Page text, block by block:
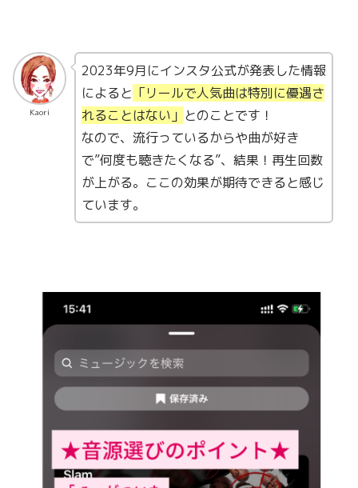
Kaori
2023年9月にインスタ公式が発表した情報
によると 「リールで人気曲は特別に優遇さ
れることはない」 とのことです！
なので、流行っているからや曲が好き
で”何度も聴きたくなる”、結果！再生回数
が上がる。ここの効果が期待できると感じ
ています。